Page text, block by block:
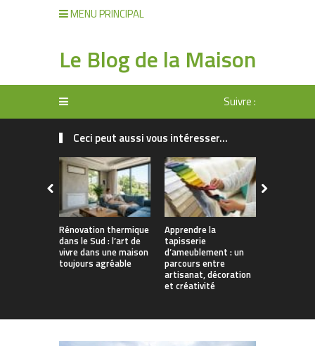
MENU PRINCIPAL
Le Blog de la Maison
Suivre :
Ceci peut aussi vous intéresser...
Rénovation thermique
dans le Sud : l’art de
vivre dans une maison
toujours agréable
Apprendre la
tapisserie
d’ameublement : un
parcours entre
artisanat, décoration
et créativité